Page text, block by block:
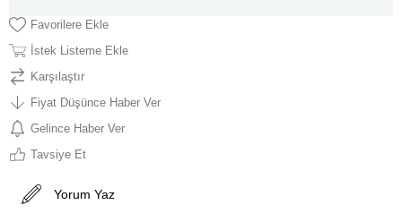
Favorilere Ekle
İstek Listeme Ekle
Karşılaştır
Fiyat Düşünce Haber Ver
Gelince Haber Ver
Tavsiye Et
Yorum Yaz